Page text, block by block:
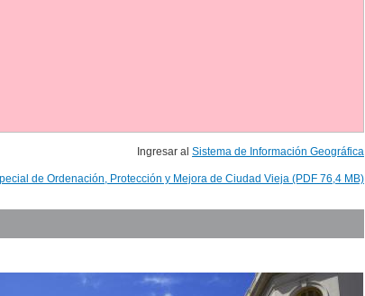
Ingresar al Sistema de Información Geográfica
de Ordenación, Protección y Mejora de Ciudad Vieja (PDF 76,4 MB)